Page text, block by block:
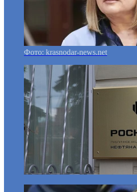
Фото: krasnodar-news.net